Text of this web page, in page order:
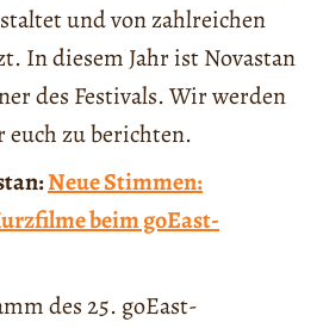
und von zahlreichen
In diesem Jahr ist Novastan
des Festivals. Wir werden
zu berichten.
Neue Stimmen:
beim goEast-
des 25. goEast-